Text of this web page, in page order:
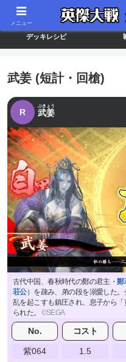
最新バージョン情報 武
デッキレシピ
武姜 (短計・回槍)
R 武姜
ぶきょう
古代中国、春秋時代の鄭の君主・鄭
荘公）を疎み、弟の段を溺愛した
乱を起こすも鎮圧され、息子から
られた。
No. コスト
紫064 1.5
メニュー